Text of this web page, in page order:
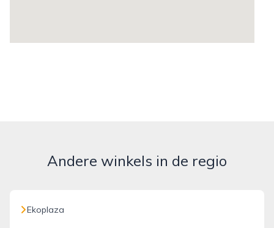
Andere winkels in de regio
Ekoplaza